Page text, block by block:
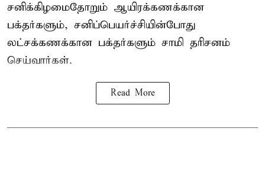
சனிக்கிழமைதோறும் ஆயிரக்கணக்கான
பக்தர்களும், சனிப்பெயர்ச்சியின்போது
லட்சக்கணக்கான பக்தர்களும் சாமி தரிசனம்
செய்வார்கள்.
Read More